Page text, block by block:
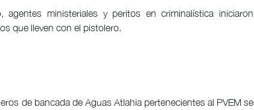
agentes ministeriales y peritos en criminalística iniciaron
que lleven con el pistolero.
de bancada de Aguas Atlahia pertenecientes al PVEM se